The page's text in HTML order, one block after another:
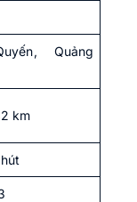
Quảng
km